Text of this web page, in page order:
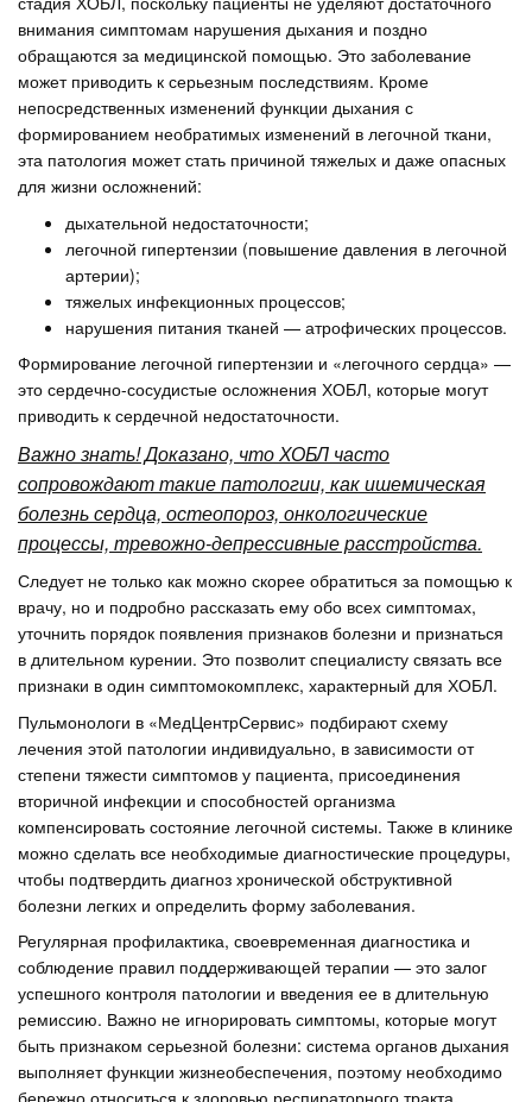
внимания симптомам нарушения дыхания и поздно
обращаются за медицинской помощью. Это заболевание
может приводить к серьезным последствиям. Кроме
непосредственных изменений функции дыхания с
формированием необратимых изменений в легочной ткани,
эта патология может стать причиной тяжелых и даже опасных
для жизни осложнений:
дыхательной недостаточности;
легочной гипертензии (повышение давления в легочной
артерии);
тяжелых инфекционных процессов;
нарушения питания тканей — атрофических процессов.
Формирование легочной гипертензии и «легочного сердца» —
это сердечно-сосудистые осложнения ХОБЛ, которые могут
приводить к сердечной недостаточности.
Важно знать! Доказано, что ХОБЛ часто
сопровождают такие патологии, как ишемическая
болезнь сердца, остеопороз, онкологические
процессы, тревожно-депрессивные расстройства.
Следует не только как можно скорее обратиться за помощью к
врачу, но и подробно рассказать ему обо всех симптомах,
уточнить порядок появления признаков болезни и признаться
в длительном курении. Это позволит специалисту связать все
признаки в один симптомокомплекс, характерный для ХОБЛ.
Пульмонологи в «МедЦентрСервис» подбирают схему
лечения этой патологии индивидуально, в зависимости от
степени тяжести симптомов у пациента, присоединения
вторичной инфекции и способностей организма
компенсировать состояние легочной системы. Также в клинике
можно сделать все необходимые диагностические процедуры,
чтобы подтвердить диагноз хронической обструктивной
болезни легких и определить форму заболевания.
Регулярная профилактика, своевременная диагностика и
соблюдение правил поддерживающей терапии — это залог
успешного контроля патологии и введения ее в длительную
ремиссию. Важно не игнорировать симптомы, которые могут
быть признаком серьезной болезни: система органов дыхания
выполняет функции жизнеобеспечения, поэтому необходимо
бережно относиться к здоровью респираторного тракта.